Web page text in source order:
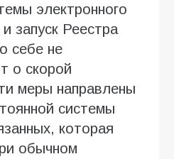
электронного
запуск Реестра
себе не
о скорой
меры направлены
системы
которая
обычном